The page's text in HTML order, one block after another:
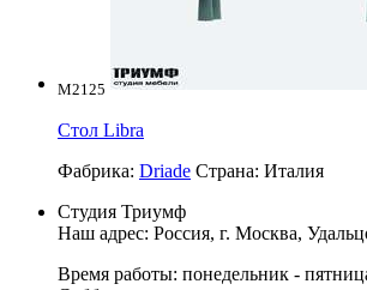
M2125
Стол Libra
Фабрика: Driade Страна: Италия
Студия Триумф
Наш адрес: Россия, г. Москва,
Время работы: понедельник -